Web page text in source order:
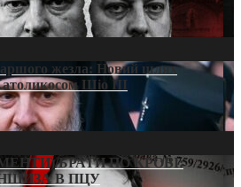
жезла: Новий шлях
Шіо III
БРАТИ ПО КРОВІ:
В ПЦУ